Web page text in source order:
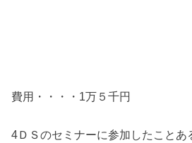
費用・・・・1万５千円
4ＤＳのセミナーに参加したことあ